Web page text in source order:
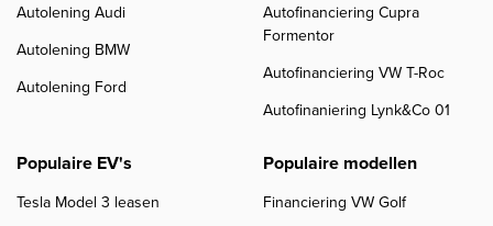
Autolening Audi
Autolening BMW
Autolening Ford
Autofinanciering Cupra
Formentor
Autofinanciering VW T-Roc
Autofinaniering Lynk&Co 01
Populaire EV's
Tesla Model 3 leasen
Populaire modellen
Financiering VW Golf